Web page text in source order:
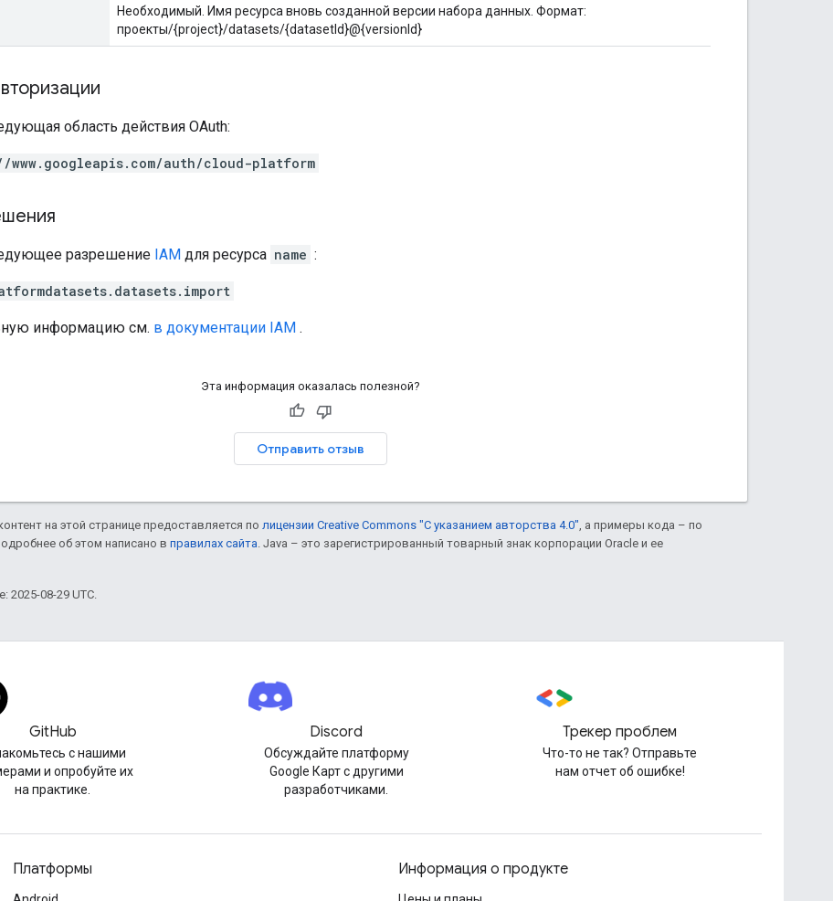
Необходимый. Имя ресурса вновь созданной версии набора данных. Формат:
проекты/{project}/datasets/{datasetId}@{versionId}
область действия OAuth:
www.googleapis.com/auth/cloud-platform
разрешение IAM для ресурса name :
информацию см. в документации IAM .
Эта информация оказалась полезной?
Отправить отзыв
на этой странице предоставляется по лицензии Creative Commons "С указанием авторства 4.0" , а примеры кода – по
об этом написано в правилах сайта . Java – это зарегистрированный товарный знак корпорации Oracle и ее
2025-08-29 UTC.
GitHub
с нашими
и опробуйте их
на практике.
Discord
Обсуждайте платформу
Google Карт с другими
разработчиками.
Трекер проблем
Что-то не так? Отправьте
нам отчет об ошибке!
Платформы Информация о продукте